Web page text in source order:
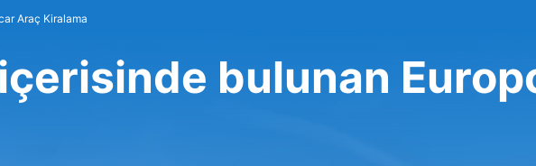
Araç Kiralama
bulunan